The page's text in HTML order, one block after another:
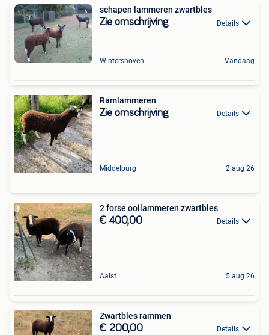
schapen lammeren zwartbles
Zie omschrijving Details
Wintershoven Vandaag
Ramlammeren
Zie omschrijving Details
Middelburg 2 aug 26
2 forse ooilammeren zwartbles
€ 400,00 Details
Aalst 5 aug 26
Zwartbles rammen
€ 200,00 Details